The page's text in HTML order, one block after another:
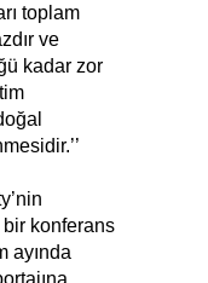
toplam
ve
kadar zor
konferans
ayında